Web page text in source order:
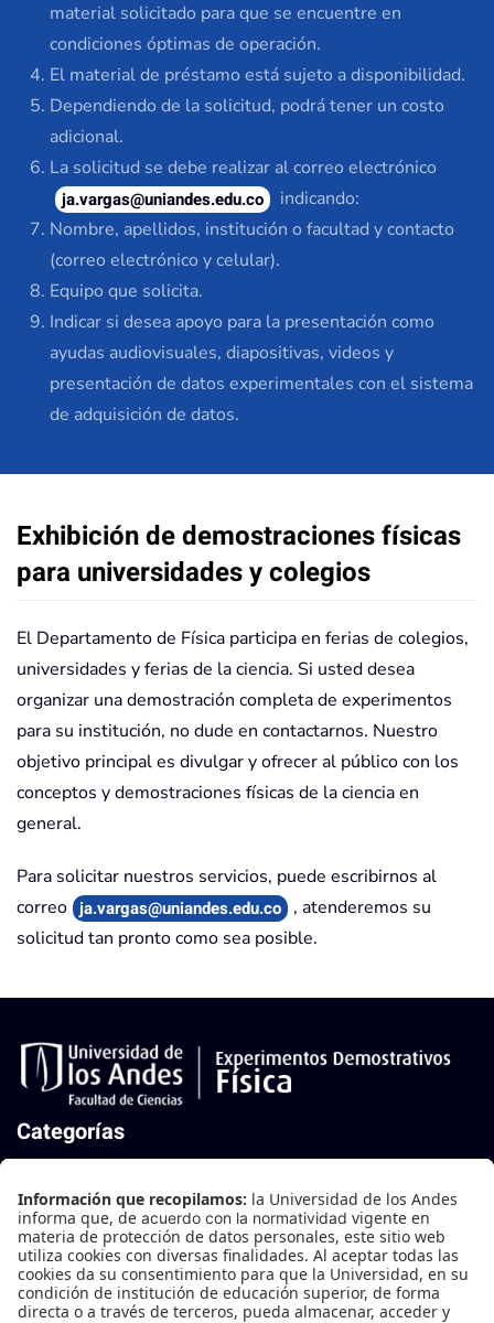
material solicitado para que se encuentre en
condiciones óptimas de operación.
El material de préstamo está sujeto a disponibilidad.
Dependiendo de la solicitud, podrá tener un costo
adicional.
La solicitud se debe realizar al correo electrónico
ja.vargas@uniandes.edu.co
indicando:
Nombre, apellidos, institución o facultad y contacto
(correo electrónico y celular).
Equipo que solicita.
Indicar si desea apoyo para la presentación como
ayudas audiovisuales, diapositivas, videos y
presentación de datos experimentales con el sistema
de adquisición de datos.
Exhibición de demostraciones físicas
para universidades y colegios
El Departamento de Física participa en ferias de colegios,
universidades y ferias de la ciencia. Si usted desea
organizar una demostración completa de experimentos
para su institución, no dude en contactarnos. Nuestro
objetivo principal es divulgar y ofrecer al público con los
conceptos y demostraciones físicas de la ciencia en
general.
Para solicitar nuestros servicios, puede escribirnos al
correo ja.vargas@uniandes.edu.co , atenderemos su
solicitud tan pronto como sea posible.
Categorías
Mecánica de Fluidos
Oscilaciones y Ondas
Termodinámica
Electricidad y Magnetismo